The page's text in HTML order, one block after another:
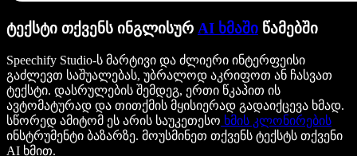
ტექსტი თქვენს ინგლისურ AI ხმაში წამებში
Speechify Studio-ს მარტივი და ძლიერი ინტერფეისი
გაძლევთ საშუალებას, უბრალოდ აკრიფოთ ან ჩასვათ
ტექსტი. დასრულების შემდეგ, ერთი წკაპით ის
ავტომატურად და თითქმის მყისიერად გადაიქცევა ხმად.
სწორედ ამიტომ ეს არის საუკეთესო ხმის კლონირების
ინსტრუმენტი ბაზარზე. მოუსმინეთ თქვენს ტექსტს თქვენი
AI ხმით.